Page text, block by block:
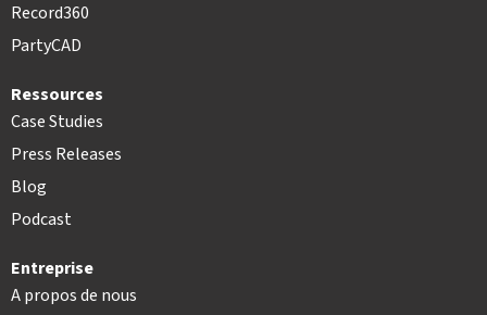
Record360
PartyCAD
Ressources
Case Studies
Press Releases
Blog
Podcast
Entreprise
A propos de nous